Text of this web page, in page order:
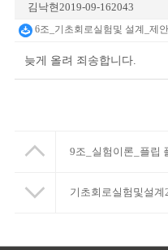
김낙현2019-09-162043
6조_기초회로실험및 설계_제
늦게 올려 죄송합니다.
9조_실험이론_플립
기초회로실험및설계